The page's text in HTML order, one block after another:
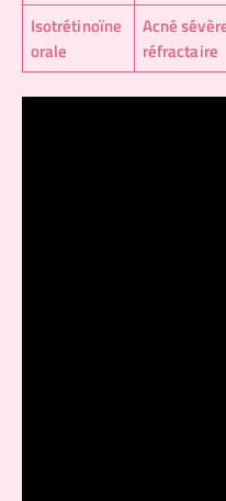
Isotrétinoïne
orale
Acné
réfractaire